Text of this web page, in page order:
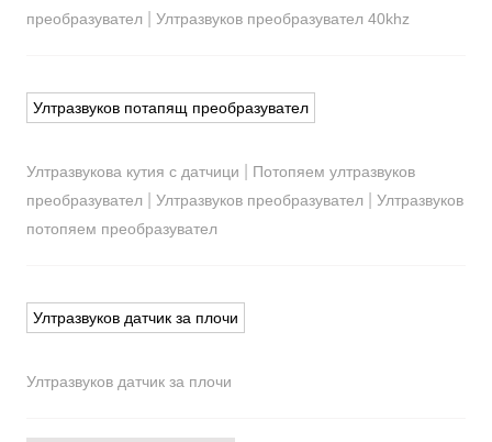
преобразувател
Ултразвуков преобразувател 40khz
Ултразвуков потапящ преобразувател
Ултразвукова кутия с датчици
Потопяем ултразвуков
преобразувател
Ултразвуков преобразувател
Ултразвуков
потопяем преобразувател
Ултразвуков датчик за плочи
Ултразвуков датчик за плочи